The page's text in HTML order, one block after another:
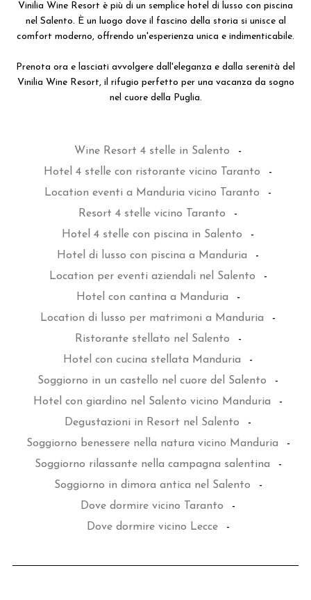
Vinilia Wine Resort è più di un semplice hotel di lusso con piscina
nel Salento. È un luogo dove il fascino della storia si unisce al
comfort moderno, offrendo un'esperienza unica e indimenticabile.
Prenota ora e lasciati avvolgere dall'eleganza e dalla serenità del
Vinilia Wine Resort, il rifugio perfetto per una vacanza da sogno
nel cuore della Puglia.
Wine Resort 4 stelle in Salento
-
Hotel 4 stelle con ristorante vicino Taranto
-
Location eventi a Manduria vicino Taranto
-
Resort 4 stelle vicino Taranto
-
Hotel 4 stelle con piscina in Salento
-
Hotel di lusso con piscina a Manduria
-
Location per eventi aziendali nel Salento
-
Hotel con cantina a Manduria
-
Location di lusso per matrimoni a Manduria
-
Ristorante stellato nel Salento
-
Hotel con cucina stellata Manduria
-
Soggiorno in un castello nel cuore del Salento
-
Hotel con giardino nel Salento vicino Manduria
-
Degustazioni in Resort nel Salento
-
Soggiorno benessere nella natura vicino Manduria
-
Soggiorno rilassante nella campagna salentina
-
Soggiorno in dimora antica nel Salento
-
Dove dormire vicino Taranto
-
Dove dormire vicino Lecce
-